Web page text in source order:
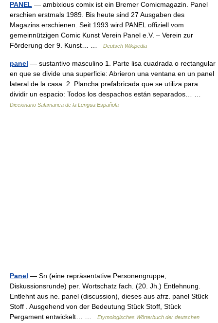
PANEL — ambixious comix ist ein Bremer Comicmagazin. Panel
erschien erstmals 1989. Bis heute sind 27 Ausgaben des
Magazins erschienen. Seit 1993 wird PANEL offiziell vom
gemeinnützigen Comic Kunst Verein Panel e.V. – Verein zur
Förderung der 9. Kunst… …
Deutsch Wikipedia
panel — sustantivo masculino 1. Parte lisa cuadrada o rectangular
en que se divide una superficie: Abrieron una ventana en un panel
lateral de la casa. 2. Plancha prefabricada que se utiliza para
dividir un espacio: Todos los despachos están separados… …
Diccionario Salamanca de la Lengua Española
Panel — Sn (eine repräsentative Personengruppe,
Diskussionsrunde) per. Wortschatz fach. (20. Jh.) Entlehnung.
Entlehnt aus ne. panel (discussion), dieses aus afrz. panel Stück
Stoff . Ausgehend von der Bedeutung Stück Stoff, Stück
Pergament entwickelt… …
Etymologisches Wörterbuch der deutschen